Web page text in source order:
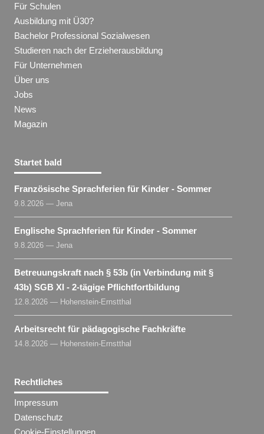
Für Schulen
Ausbildung mit Ü30?
Bachelor Professional Sozialwesen
Studieren nach der Erzieherausbildung
Für Unternehmen
Über uns
Jobs
News
Magazin
Startet bald
Französische Sprachferien für Kinder - Sommer
9.8.2026 — Jena
Englische Sprachferien für Kinder - Sommer
9.8.2026 — Jena
Betreuungskraft nach § 53b (in Verbindung mit §
43b) SGB XI - 2-tägige Pflichtfortbildung
12.8.2026 — Hohenstein-Ernstthal
Arbeitsrecht für pädagogische Fachkräfte
14.8.2026 — Hohenstein-Ernstthal
Rechtliches
Impressum
Datenschutz
Cookie-Einstellungen